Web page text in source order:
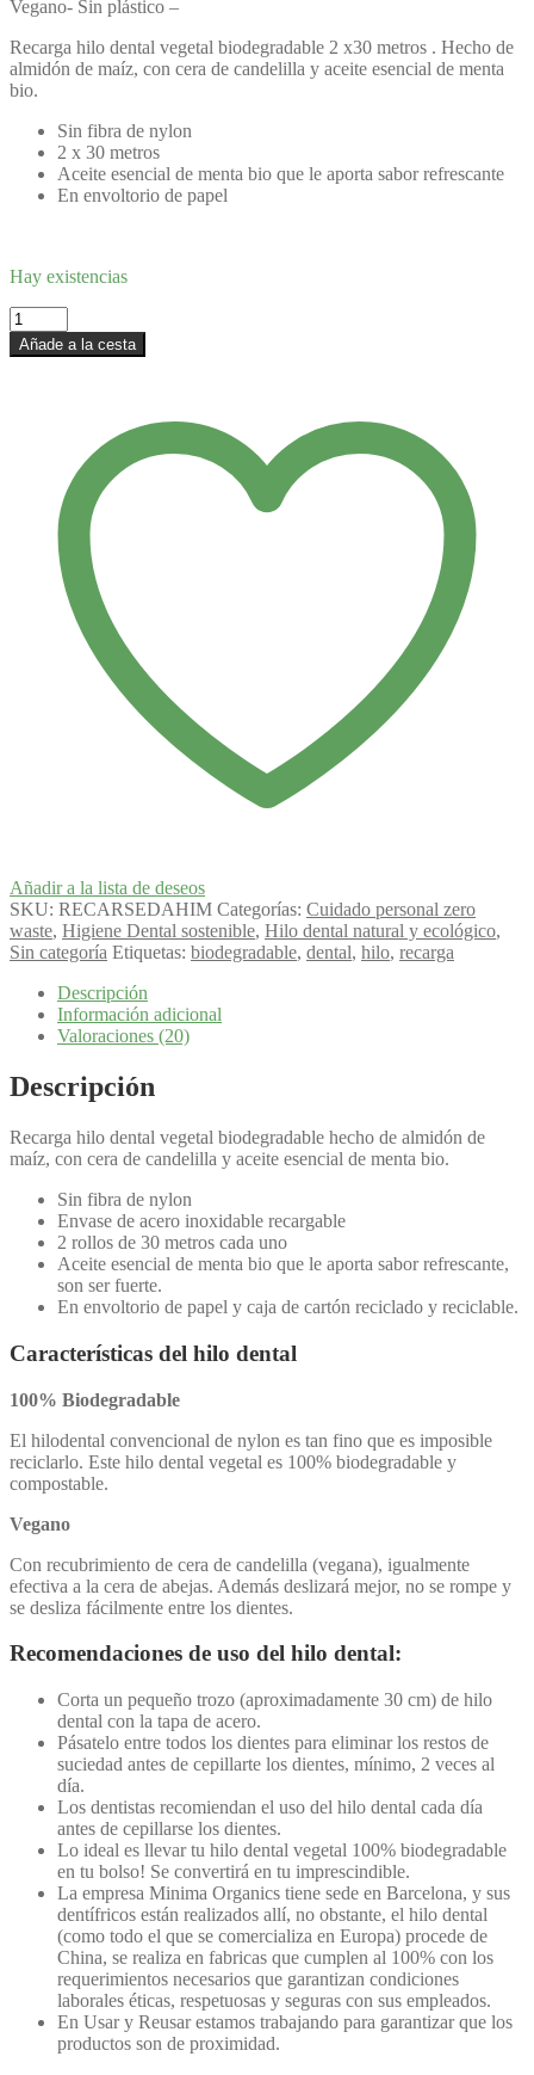
Vegano- Sin plástico –
Recarga hilo dental vegetal biodegradable 2 x30 metros . Hecho de
almidón de maíz, con cera de candelilla y aceite esencial de menta
bio.
Sin fibra de nylon
2 x 30 metros
Aceite esencial de menta bio que le aporta sabor refrescante
En envoltorio de papel
Hay existencias
Recarga
hilo
dental
Añade a la cesta
Añadir a la lista de deseos
SKU: RECARSEDAHIM Categorías: Cuidado personal zero
waste, Higiene Dental sostenible, Hilo dental natural y ecológico,
Sin categoría Etiquetas: biodegradable, dental, hilo, recarga
Descripción
Información adicional
Valoraciones (20)
Descripción
Recarga hilo dental vegetal biodegradable hecho de almidón de
maíz, con cera de candelilla y aceite esencial de menta bio.
Sin fibra de nylon
Envase de acero inoxidable recargable
2 rollos de 30 metros cada uno
Aceite esencial de menta bio que le aporta sabor refrescante,
son ser fuerte.
En envoltorio de papel y caja de cartón reciclado y reciclable.
Características del hilo dental
100% Biodegradable
El hilodental convencional de nylon es tan fino que es imposible
reciclarlo. Este hilo dental vegetal es 100% biodegradable y
compostable.
Vegano
Con recubrimiento de cera de candelilla (vegana), igualmente
efectiva a la cera de abejas. Además deslizará mejor, no se rompe y
se desliza fácilmente entre los dientes.
Recomendaciones de uso del hilo dental:
Corta un pequeño trozo (aproximadamente 30 cm) de hilo
dental con la tapa de acero.
Pásatelo entre todos los dientes para eliminar los restos de
suciedad antes de cepillarte los dientes, mínimo, 2 veces al
día.
Los dentistas recomiendan el uso del hilo dental cada día
antes de cepillarse los dientes.
Lo ideal es llevar tu hilo dental vegetal 100% biodegradable
en tu bolso! Se convertirá en tu imprescindible.
La empresa Minima Organics tiene sede en Barcelona, y sus
dentífricos están realizados allí, no obstante, el hilo dental
(como todo el que se comercializa en Europa) procede de
China, se realiza en fabricas que cumplen al 100% con los
requerimientos necesarios que garantizan condiciones
laborales éticas, respetuosas y seguras con sus empleados.
En Usar y Reusar estamos trabajando para garantizar que los
productos son de proximidad.